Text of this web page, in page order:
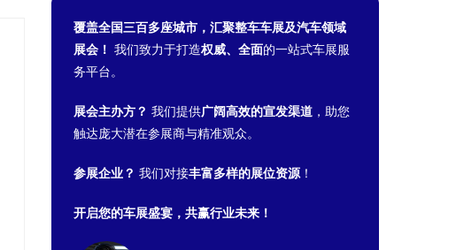
覆盖全国三百多座城市，汇聚整车车展及汽车领域
展会！ 我们致力于打造权威、全面的一站式车展服
务平台。
展会主办方？ 我们提供广阔高效的宣发渠道 ，助您
触达庞大潜在参展商与精准观众。
参展企业？ 我们对接丰富多样的展位资源！
开启您的车展盛宴，共赢行业未来！